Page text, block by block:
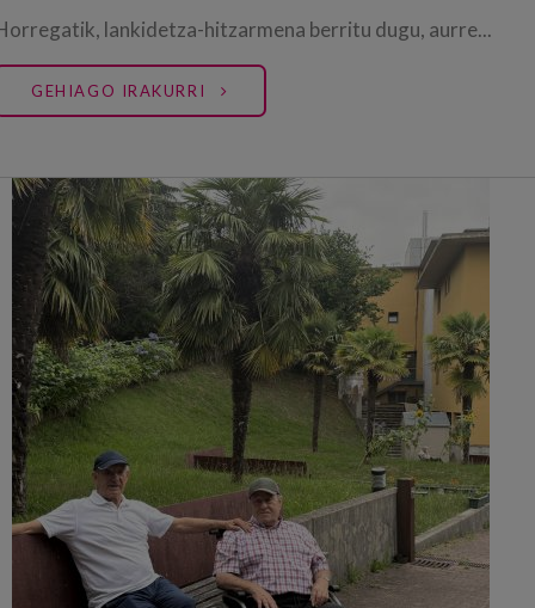
lankidetza-hitzarmena berritu dugu, aurre...
GEHIAGO IRAKURRI